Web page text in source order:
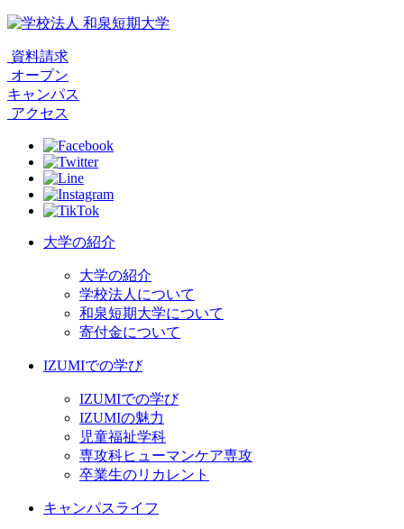
資料請求
オープン
キャンパス
アクセス
大学の紹介
大学の紹介
学校法人について
和泉短期大学について
寄付金について
IZUMIでの学び
IZUMIでの学び
IZUMIの魅力
児童福祉学科
専攻科ヒューマンケア専攻
卒業生のリカレント
キャンパスライフ